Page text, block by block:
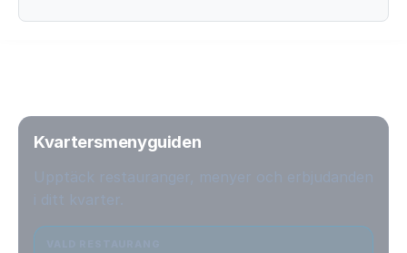
Kvartersmenyguiden